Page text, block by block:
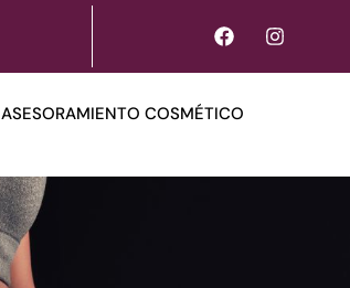
ASESORAMIENTO COSMÉTICO